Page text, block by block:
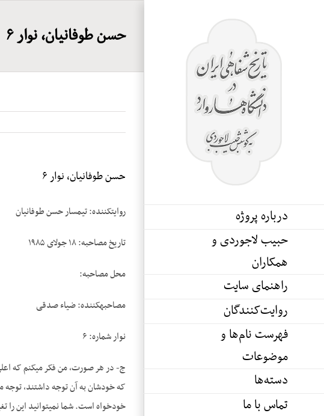
درباره پروژه
حبیب لاجوردی و
همکاران
راهنمای سایت
روایت‌کنندگان
فهرست نام‌ها و
موضوعات
دسته‌ها
تماس با ما
حسن طوفانیان، نوار ۶
حسن طوفانیان، نوار ۶
روایت­کننده: تیمسار حسن طوفانیان
تاریخ مصاحبه: ۱۸ جولای ۱۹۸۵
محل مصاحبه:
مصاحبه­کننده: ضیاء صدقی
نوار شماره: ۶
ج- در هر صورت، من فکر می­کنم که
که خودشان به آن توجه داشتند،